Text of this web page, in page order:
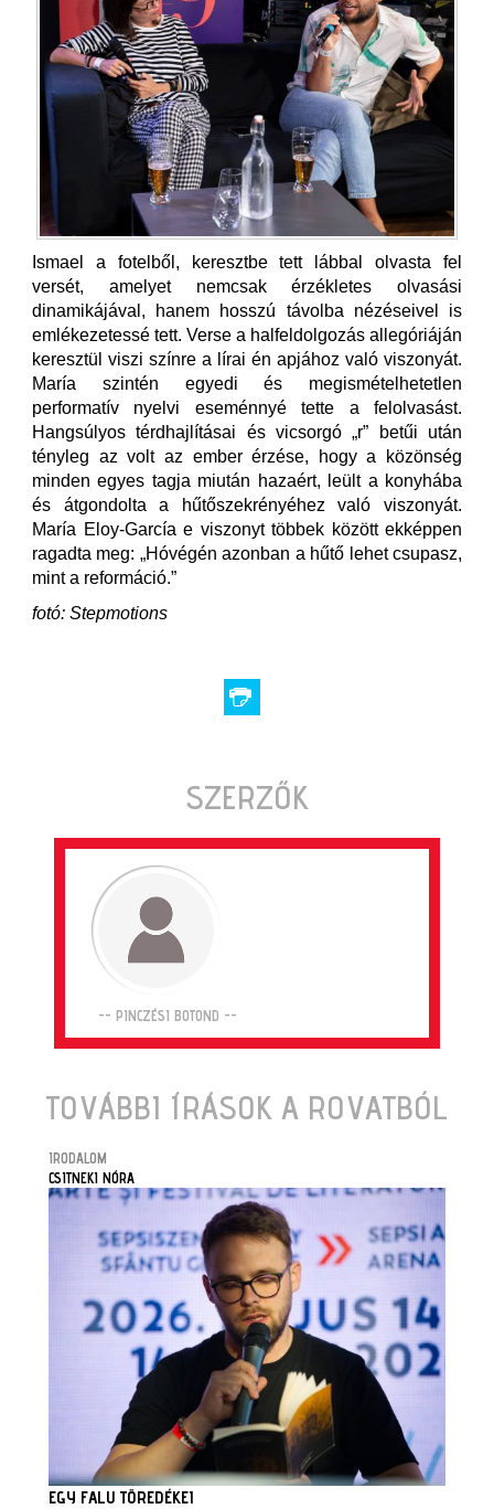
Ismael a fotelből, keresztbe tett lábbal olvasta fel
versét, amelyet nemcsak érzékletes olvasási
dinamikájával, hanem hosszú távolba nézéseivel is
emlékezetessé tett. Verse a halfeldolgozás allegóriáján
keresztül viszi színre a lírai én apjához való viszonyát.
María szintén egyedi és megismételhetetlen
performatív nyelvi eseménnyé tette a felolvasást.
Hangsúlyos térdhajlításai és vicsorgó „r” betűi után
tényleg az volt az ember érzése, hogy a közönség
minden egyes tagja miután hazaért, leült a konyhába
és átgondolta a hűtőszekrényéhez való viszonyát.
María Eloy-García e viszonyt többek között ekképpen
ragadta meg: „Hóvégén azonban a hűtő lehet csupasz,
mint a reformáció.”
fotó: Stepmotions
SZERZŐK
-- PINCZÉSI BOTOND --
TOVÁBBI ÍRÁSOK A ROVATBÓL
IRODALOM
CSITNEKI NÓRA
EGY FALU TÖREDÉKEI